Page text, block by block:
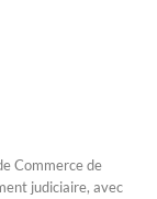
Commerce de
judiciaire, avec